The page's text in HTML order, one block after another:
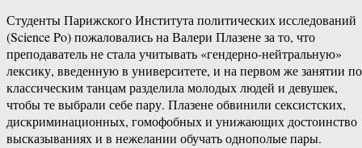
Студенты Парижского Института политических исследований
(Science Po) пожаловались на Валери Плазене за то, что
преподаватель не стала учитывать «гендерно-нейтральную»
лексику, введенную в университете, и на первом же занятии по
классическим танцам разделила молодых людей и девушек,
чтобы те выбрали себе пару. Плазене обвинили сексистских,
дискриминационных, гомофобных и унижающих достоинство
высказываниях и в нежелании обучать однополые пары.